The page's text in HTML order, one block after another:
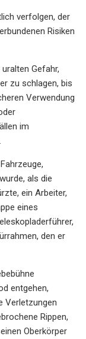
verfolgen, der
Risiken
Gefahr,
zu schlagen, bis
Verwendung
im
als die
ein Arbeiter,
eines
den er
entgehen,
Verletzungen
Rippen,
Oberkörper